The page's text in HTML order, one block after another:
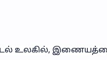
உலகில், இணையத்தைப்